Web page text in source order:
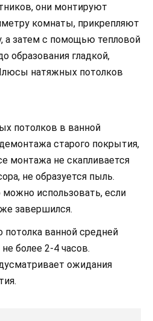
они монтируют
комнаты, прикрепляют
а затем с помощью тепловой
образования гладкой,
натяжных потолков
потолков в ванной
старого покрытия,
монтажа не скапливается
не образуется пыль.
использовать, если
завершился.
ванной средней
более 2-4 часов.
ожидания